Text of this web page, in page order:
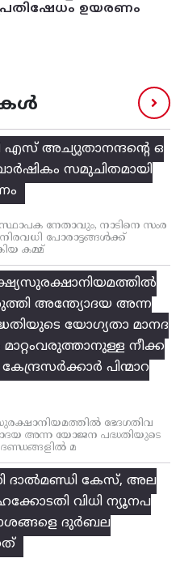
ഉയരണം
എസ്‌ അച്യുതാനന്ദന്റെ ഒ
സമുചിതമായി
നേതാവും, നാടിനെ സംര
പോരാട്ടങ്ങള്‍ക്ക്‌
കമ്മ്
അന്ത്യോദയ അന്ന
യോഗ്യതാ മാനദ
നീക്ക
പിന്മാറ
ഭേദഗതിവ
അന്ന യോജന പദ്ധതിയുടെ
മ
ദാൽമണ്ഡി കേസ്, അല
വിധി ന്യൂനപ
ദുർബല